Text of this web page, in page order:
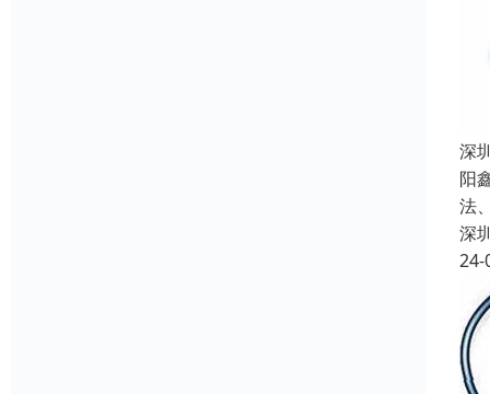
深
阳
法
深
24-